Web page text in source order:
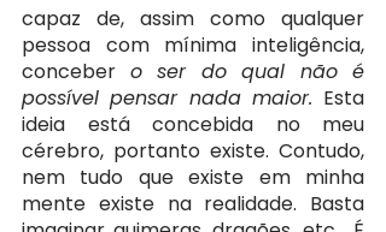
capaz de, assim como qualquer
pessoa com mínima inteligência,
conceber o ser do qual não é
possível pensar nada maior. Esta
ideia está concebida no meu
cérebro, portanto existe. Contudo,
nem tudo que existe em minha
mente existe na realidade. Basta